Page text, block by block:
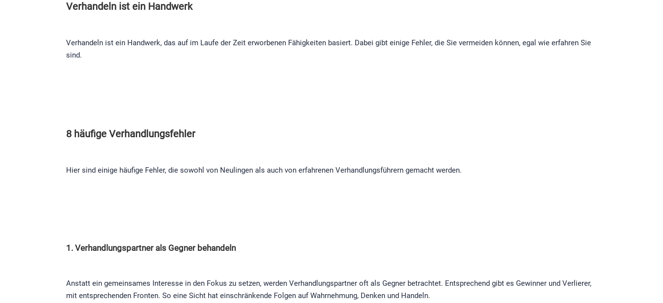
Verhandeln ist ein Handwerk
Verhandeln ist ein Handwerk, das auf im Laufe der Zeit erworbenen Fähigkeiten basiert. Dabei gibt einige Fehler, die Sie vermeiden können, egal wie erfahren Sie
sind.
8 häufige Verhandlungsfehler
Hier sind einige häufige Fehler, die sowohl von Neulingen als auch von erfahrenen Verhandlungsführern gemacht werden.
1. Verhandlungspartner als Gegner behandeln
Anstatt ein gemeinsames Interesse in den Fokus zu setzen, werden Verhandlungspartner oft als Gegner betrachtet. Entsprechend gibt es Gewinner und Verlierer,
mit entsprechenden Fronten. So eine Sicht hat einschränkende Folgen auf Wahrnehmung, Denken und Handeln.